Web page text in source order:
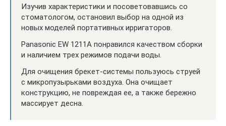
Изучив характеристики и посоветовавшись со
стоматологом, остановил выбор на одной из
новых моделей портативных ирригаторов.
Panasonic EW 1211A понравился качеством сборки
и наличием трех режимов подачи воды.
Для очищения брекет-системы пользуюсь струей
с микропузырьками воздуха. Она очищает
конструкцию, не повреждая ее, а также бережно
массирует десна.